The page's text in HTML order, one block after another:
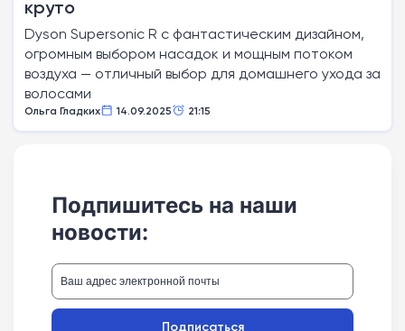
круто
Dyson Supersonic R с фантастическим дизайном,
огромным выбором насадок и мощным потоком
воздуха — отличный выбор для домашнего ухода за
волосами
Ольга Гладких 14.09.2025 21:15
Подпишитесь на наши
новости:
Подписаться